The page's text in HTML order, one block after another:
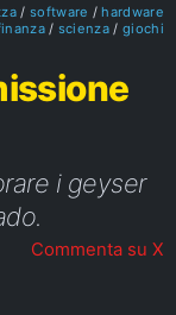
software
hardware
scienza giochi
i geyser
Commenta su X